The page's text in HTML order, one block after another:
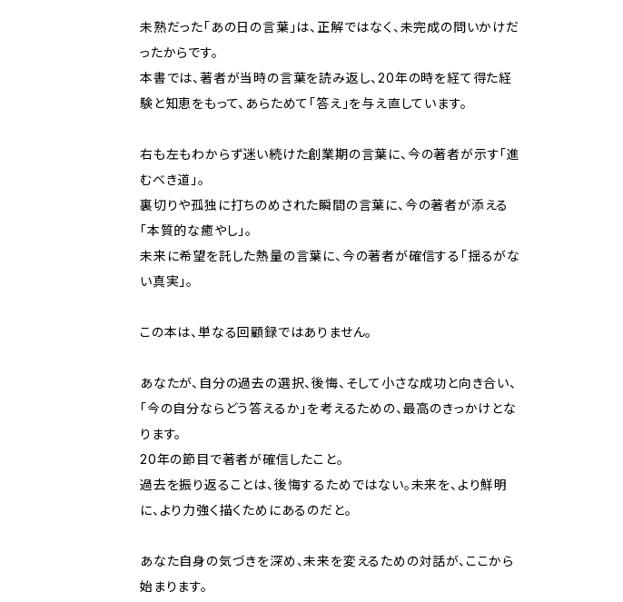
未熟だった「あの日の言葉」は、正解ではなく、未完成の問いかけだ
ったからです。
本書では、著者が当時の言葉を読み返し、20年の時を経て得た経
験と知恵をもって、あらためて「答え」を与え直しています。
右も左もわからず迷い続けた創業期の言葉に、今の著者が示す「進
むべき道」。
裏切りや孤独に打ちのめされた瞬間の言葉に、今の著者が添える
「本質的な癒やし」。
未来に希望を託した熱量の言葉に、今の著者が確信する「揺るがな
い真実」。
この本は、単なる回顧録ではありません。
あなたが、自分の過去の選択、後悔、そして小さな成功と向き合い、
「今の自分ならどう答えるか」を考えるための、最高のきっかけとな
ります。
20年の節目で著者が確信したこと。
過去を振り返ることは、後悔するためではない。未来を、より鮮明
に、より力強く描くためにあるのだと。
あなた自身の気づきを深め、未来を変えるための対話が、ここから
始まります。